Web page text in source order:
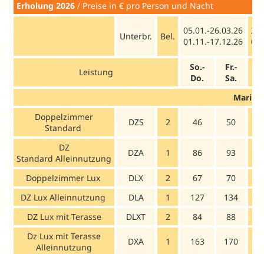
Erholung 2026 / Preise in € pro Person und Nacht
Unterbr. Bel.
05.01.-26.03.26
01.11.-17.12.26
Leistung
So.-
Do.
Fr.-
Sa.
Doppelzimmer
Standard
DZS 2 46 50
DZ
Standard Alleinnutzung
DZA 1 86 93
Doppelzimmer Lux DLX 2 67 70
DZ Lux Alleinnutzung
DLA 1 127 134
DZ Lux mit Terasse
DLXT 2 84 88
Dz Lux mit Terasse
Alleinnutzung
DXA 1 163 170